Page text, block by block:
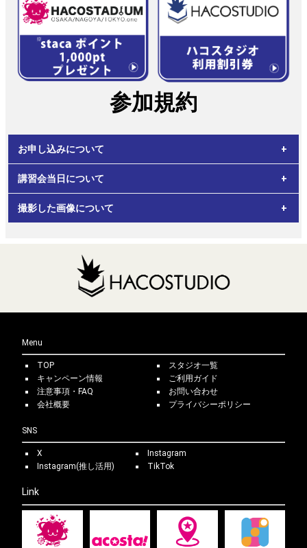
参加規約
お申し込みについて
・お申込みは先着順となり、定員に達し次第受付終了となりま
す。
・料金は当日会場での清算となります。
講習会の前々日 料金の50％
※20時以降のキャンセルは翌日扱いになります。
・中学生未満の方のご参加は出来ません。
講習会当日について
・受付時、ご本人様が確認できる書類のご提示が必要となりま
す。
が確認できるものをご用意下さい。）
・今回はご参加にあたって、「一眼レフカメラ」「オフカメラ
でしようできるストロボ（最低1灯、おすすめとしては2
い） 尚、念のためカメラの取り扱い説明書をお持ちくださ
・講習会時の機材の破損について個人の所有物及び機材、備品
の管理は参加者の責任とし、当イベントは個人の使用中におい
ては、いかなる要因でも（破損、水没、盗難など）責任を問い
が発生した場合にも、当イベントでは一切の責任を負いません
ので予めご了承ください。
ーズ指導においても同様とさせていただきます。
・会場内やその付近では、他の方や周囲へご迷惑になる行為は
禁止とさせていただきます。（騒音行為・暴力行為・飲酒行
為・違法駐車など）
撮影した画像について
第三者に譲渡することや、商業利用を目的とした利用を固くお
断りしております。
Menu
TOP
スタジオ一覧
キャンペーン情報
ご利用ガイド
注意事項・FAQ
お問い合わせ
会社概要
プライバシーポリシー
SNS
X
Instagram
Instagram(推し活用)
TikTok
Link